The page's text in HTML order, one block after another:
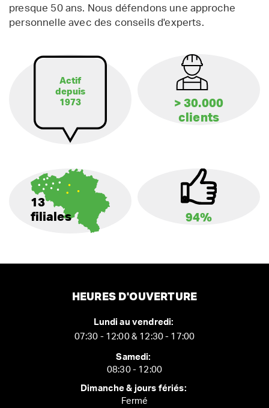
presque 50 ans. Nous défendons une approche
personnelle avec des conseils d'experts.
Actif
depuis
1973
> 30.000
clients
13
filiales
94%
HEURES D'OUVERTURE
Lundi au vendredi:
07:30 - 12:00 & 12:30 - 17:00
Samedi:
08:30 - 12:00
Dimanche & jours fériés:
Fermé